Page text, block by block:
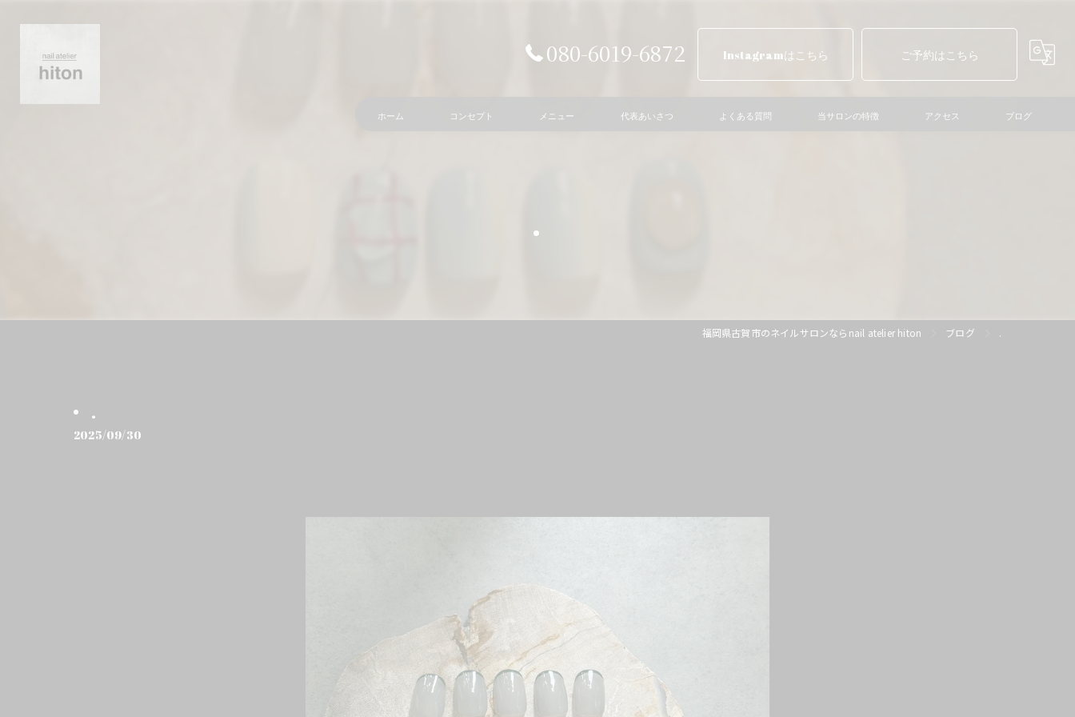
080-6019-6872 Instagramはこちら ご予約はこちら
ホーム コンセプト メニュー 代表あいさつ よくある質問 当サロンの特徴
巻き爪ケア
アクセス ブログ
.
福岡県古賀市のネイルサロンならnail atelier hiton ブログ .
.
2025/09/30